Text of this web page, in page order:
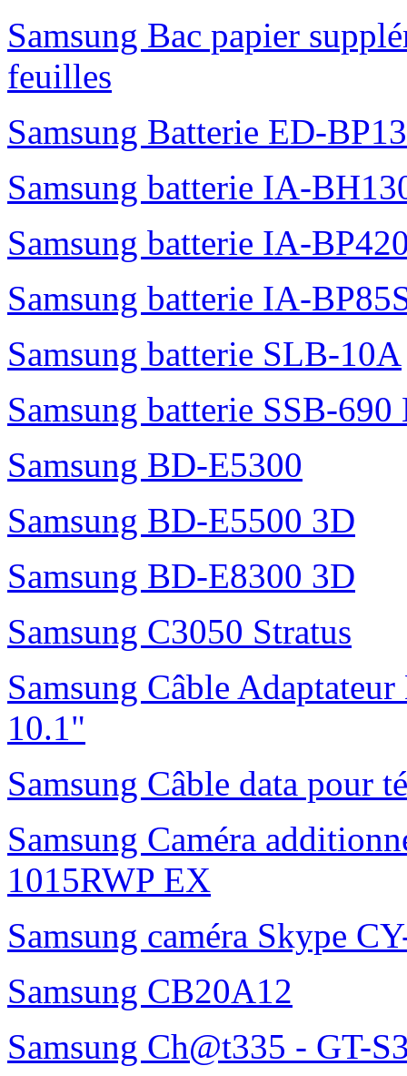
Samsung Bac papier
feuilles
Samsung Batterie ED-
Samsung batterie IA-
Samsung batterie IA-
Samsung batterie IA-
Samsung batterie SLB-10A
Samsung batterie SSB-690
Samsung BD-E5300
Samsung BD-E5500 3D
Samsung BD-E8300 3D
Samsung C3050 Stratus
Samsung Câble
10.1"
Samsung Câble data pour
Samsung Caméra
1015RWP EX
Samsung caméra Skype
Samsung CB20A12
Samsung Ch@t335 - GT-